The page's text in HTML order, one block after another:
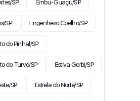
SP Embu-Guaçu/SP
SP Engenheiro Coelho/SP
do Pinhal/SP
do Turvo/SP Estiva Gerbi/SP
SP Estrela do Norte/SP